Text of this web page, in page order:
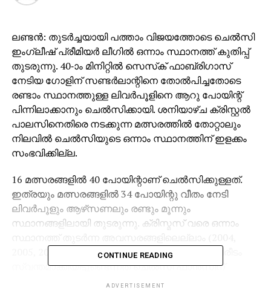
ലണ്ടന്‍: തുടര്‍ച്ചയായി പത്താം വിജയത്തോടെ ചെല്‍സി
ഇംഗ്ലീഷ് പ്രീമിയര്‍ ലീഗില്‍ ഒന്നാം സ്ഥാനത്ത് കുതിപ്പ്
തുടരുന്നു. 40-ാം മിനിറ്റില്‍ സെസ്‌ക് ഫാബ്രിഗാസ്
നേടിയ ഗോളിന് സണ്ടര്‍ലാന്റിനെ തോല്‍പിച്ചതോടെ
രണ്ടാം സ്ഥാനത്തുള്ള ലിവര്‍പൂളിനെ ആറു പോയിന്റ്
പിന്നിലാക്കാനും ചെല്‍സിക്കായി. ശനിയാഴ്ച ക്രിസ്റ്റല്‍
പാലസിനെതിരെ നടക്കുന്ന മത്സരത്തില്‍ തോറ്റാലും
നിലവില്‍ ചെല്‍സിയുടെ ഒന്നാം സ്ഥാനത്തിന് ഇളക്കം
സംഭവിക്കില്ല.
16 മത്സരങ്ങളില്‍ 40 പോയിന്റാണ് ചെല്‍സിക്കുള്ളത്.
ഇത്രയും മത്സരങ്ങളില്‍ 34 പോയിന്റു വീതം നേടി
ലിവര്‍പൂളും ആഴ്‌സണലും രണ്ടും മൂന്നും
സ്ഥാനങ്ങളിലായി തുടരുന്നു. ക്രിസ്മസ് വരെ ഒന്നാം
2005, 2009, 2014) ചെല്‍സി പ്രീമിയര്‍ ലീഗില്‍ കിരീടം
സ്വന്തമാക്കിയിട്ടുണ്ടെന്നത് ചെല്‍സി ഫാന്‍സിന്
ആഹ്ലാദം നല്‍കുന്നുണ്ട്.
CONTINUE READING
ADVERTISEMENT